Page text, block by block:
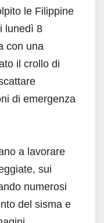
le Filippine
lunedì 8
con una
il crollo di
di emergenza
a lavorare
sui
numerosi
del sisma e